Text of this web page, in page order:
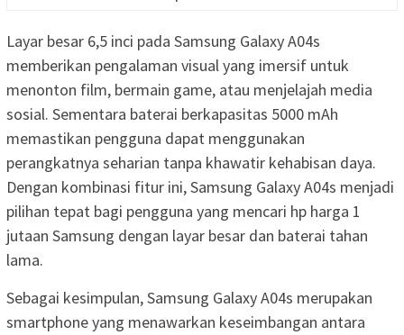
Layar besar 6,5 inci pada Samsung Galaxy A04s
memberikan pengalaman visual yang imersif untuk
menonton film, bermain game, atau menjelajah media
sosial. Sementara baterai berkapasitas 5000 mAh
memastikan pengguna dapat menggunakan
perangkatnya seharian tanpa khawatir kehabisan daya.
Dengan kombinasi fitur ini, Samsung Galaxy A04s menjadi
pilihan tepat bagi pengguna yang mencari hp harga 1
jutaan Samsung dengan layar besar dan baterai tahan
lama.
Sebagai kesimpulan, Samsung Galaxy A04s merupakan
smartphone yang menawarkan keseimbangan antara